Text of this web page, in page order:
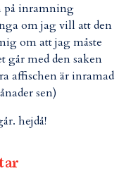
på inramning
om jag vill att den
om att jag måste
går med den saken
affischen är inramad
sen)
hejdå!